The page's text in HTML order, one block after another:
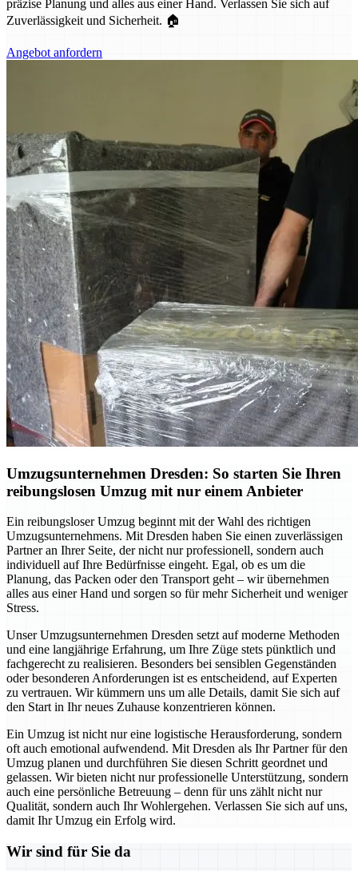
präzise Planung und alles aus einer Hand. Verlassen Sie sich auf
Zuverlässigkeit und Sicherheit. 🏠
Angebot anfordern
Umzugsunternehmen Dresden: So starten Sie Ihren
reibungslosen Umzug mit nur einem Anbieter
Ein reibungsloser Umzug beginnt mit der Wahl des richtigen
Umzugsunternehmens. Mit Dresden haben Sie einen zuverlässigen
Partner an Ihrer Seite, der nicht nur professionell, sondern auch
individuell auf Ihre Bedürfnisse eingeht. Egal, ob es um die
Planung, das Packen oder den Transport geht – wir übernehmen
alles aus einer Hand und sorgen so für mehr Sicherheit und weniger
Stress.
Unser Umzugsunternehmen Dresden setzt auf moderne Methoden
und eine langjährige Erfahrung, um Ihre Züge stets pünktlich und
fachgerecht zu realisieren. Besonders bei sensiblen Gegenständen
oder besonderen Anforderungen ist es entscheidend, auf Experten
zu vertrauen. Wir kümmern uns um alle Details, damit Sie sich auf
den Start in Ihr neues Zuhause konzentrieren können.
Ein Umzug ist nicht nur eine logistische Herausforderung, sondern
oft auch emotional aufwendend. Mit Dresden als Ihr Partner für den
Umzug planen und durchführen Sie diesen Schritt geordnet und
gelassen. Wir bieten nicht nur professionelle Unterstützung, sondern
auch eine persönliche Betreuung – denn für uns zählt nicht nur
Qualität, sondern auch Ihr Wohlergehen. Verlassen Sie sich auf uns,
damit Ihr Umzug ein Erfolg wird.
Wir sind für Sie da